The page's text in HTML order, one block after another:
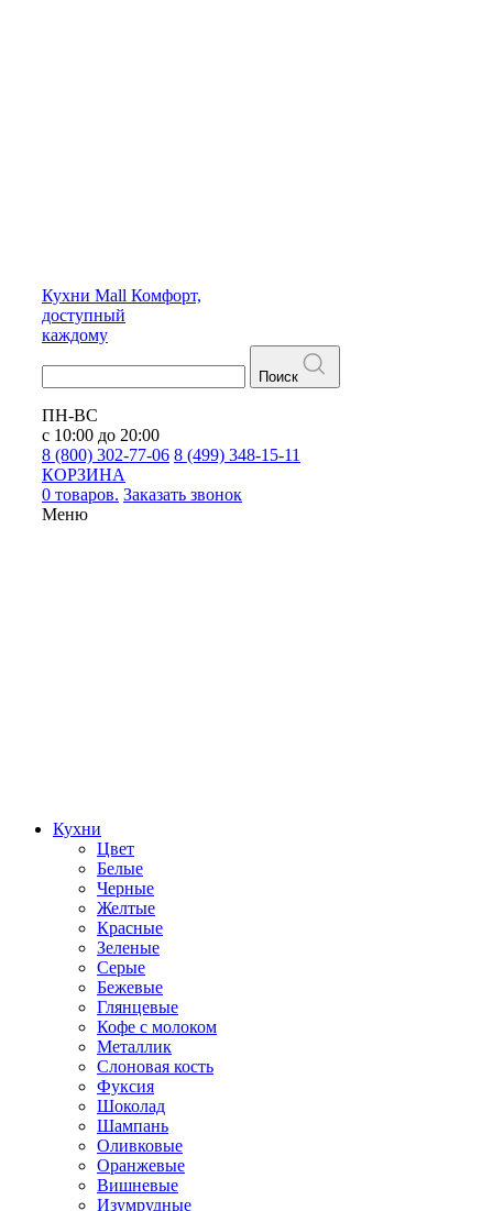
Кухни Mall Комфорт,
доступный
каждому
Поиск
ПН-ВС
с 10:00 до 20:00
8 (800) 302-77-06 8 (499) 348-15-11
КОРЗИНА
0 товаров. Заказать звонок
Меню
Кухни
Цвет
Белые
Черные
Желтые
Красные
Зеленые
Серые
Бежевые
Глянцевые
Кофе с молоком
Металлик
Слоновая кость
Фуксия
Шоколад
Шампань
Оливковые
Оранжевые
Вишневые
Изумрудные